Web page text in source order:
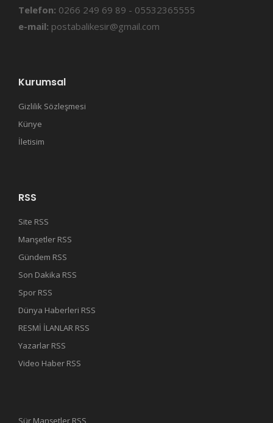
Telefon: 0266 249 69 89 - 05532365555
e-mail: postabalikesir@gmail.com
Kurumsal
Gizlilik Sözleşmesi
Künye
İletisim
RSS
Site RSS
Manşetler RSS
Gündem RSS
Son Dakika RSS
Spor RSS
Dünya Haberleri RSS
RESMİ İLANLAR RSS
Yazarlar RSS
Video Haber RSS
Sür Manşetler RSS